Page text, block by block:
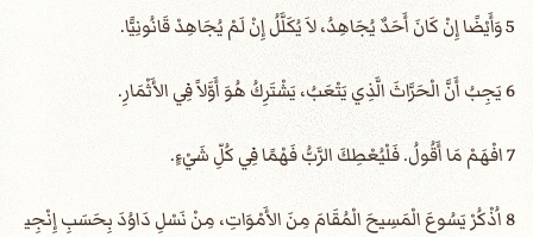
5 وَأَيْضًا إِنْ كَانَ أَحَدٌ يُجَاهِدُ، لاَ يُكَلَّلُ إِنْ لَمْ يُجَاهِدْ قَانُونِيًّا.
6 يَجِبُ أَنَّ الْحَرَّاثَ الَّذِي يَتْعَبُ، يَشْتَرِكُ هُوَ أَوَّلاً فِي الأَثْمَارِ.
7 افْهَمْ مَا أَقُولُ. فَلْيُعْطِكَ الرَّبُّ فَهْمًا فِي كُلِّ شَيْءٍ.
8 اُذْكُرْ يَسُوعَ الْمَسِيحَ الْمُقَامَ مِنَ الأَمْوَاتِ، مِنْ نَسْلِ دَاوُدَ بِحَسَبِ إِنْجِي